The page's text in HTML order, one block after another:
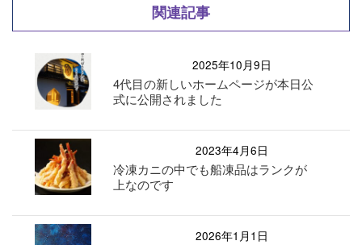
関連記事
2025年10月9日
4代目の新しいホームページが本日公
式に公開されました
2023年4月6日
冷凍カニの中でも船凍品はランクが
上なのです
2026年1月1日